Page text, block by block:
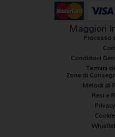
Maggiori
Processo
Condizioni
Termini
Zone di
Metodi di
Resi e